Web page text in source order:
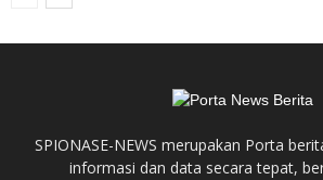
SPIONASE-NEWS merupakan Porta
informasi dan data secara tepat,